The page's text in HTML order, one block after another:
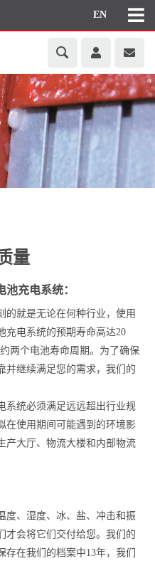
EN
量
充电系统：
的就是无论在何种行业，使用
充电系统的预期寿命高达20
两个电池寿命周期。为了确保
并继续满足您的需求，我们的
系统必须满足远远超出行业规
在使用期间可能遇到的环境影
产大厅、物流大楼和内部物流
度、湿度、冰、盐、冲击和振
才会将它们交付给您。我们的
存在我们的档案中13年，我们